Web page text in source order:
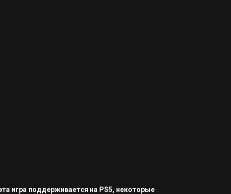
игра поддерживается на PS5, некоторые